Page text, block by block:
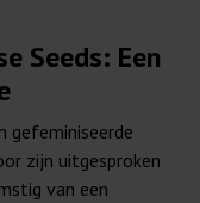
Seeds: Een
gefeminiseerde
zijn uitgesproken
van een